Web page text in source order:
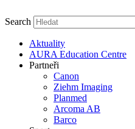
Search
Aktuality
AURA Education Centre
Partneři
Canon
Ziehm Imaging
Planmed
Arcoma AB
Barco